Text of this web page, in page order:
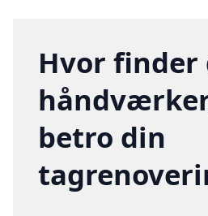
Hvor finder
betro din